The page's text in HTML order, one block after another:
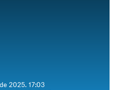
2025. 17:03